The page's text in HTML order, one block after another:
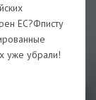
ЕС?Фписту
уже убрали!